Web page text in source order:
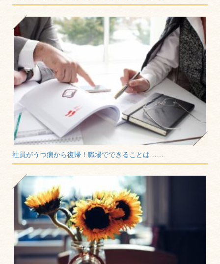
社員がうつ病から復帰！職場でできることは……